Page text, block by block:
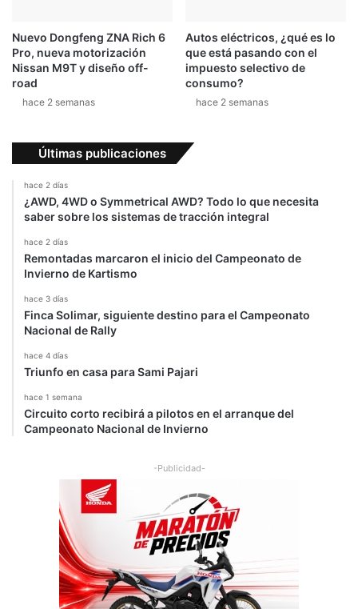
Nuevo Dongfeng ZNA Rich 6
Pro, nueva motorización
Nissan M9T y diseño off-
road
hace 2 semanas
Autos eléctricos, ¿qué es lo
que está pasando con el
impuesto selectivo de
consumo?
hace 2 semanas
Últimas publicaciones
hace 2 días
¿AWD, 4WD o Symmetrical AWD? Todo lo que necesita
saber sobre los sistemas de tracción integral
hace 2 días
Remontadas marcaron el inicio del Campeonato de
Invierno de Kartismo
hace 3 días
Finca Solimar, siguiente destino para el Campeonato
Nacional de Rally
hace 4 días
Triunfo en casa para Sami Pajari
hace 1 semana
Circuito corto recibirá a pilotos en el arranque del
Campeonato Nacional de Invierno
-Publicidad-